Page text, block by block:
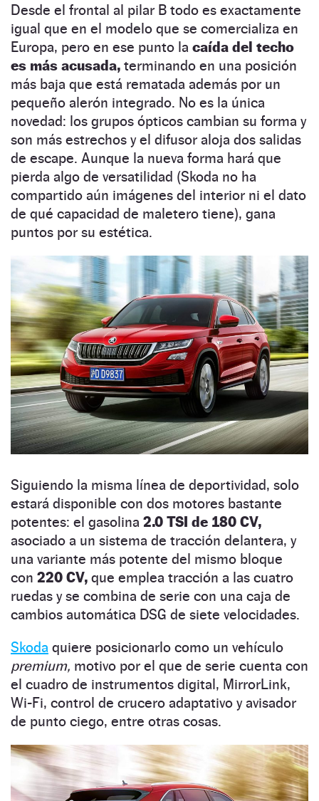
Desde el frontal al pilar B todo es exactamente
igual que en el modelo que se comercializa en
Europa, pero en ese punto la caída del techo
es más acusada, terminando en una posición
más baja que está rematada además por un
pequeño alerón integrado. No es la única
novedad: los grupos ópticos cambian su forma y
son más estrechos y el difusor aloja dos salidas
de escape. Aunque la nueva forma hará que
pierda algo de versatilidad (Skoda no ha
compartido aún imágenes del interior ni el dato
de qué capacidad de maletero tiene), gana
puntos por su estética.
Siguiendo la misma línea de deportividad, solo
estará disponible con dos motores bastante
potentes: el gasolina 2.0 TSI de 180 CV,
asociado a un sistema de tracción delantera, y
una variante más potente del mismo bloque
con 220 CV, que emplea tracción a las cuatro
ruedas y se combina de serie con una caja de
cambios automática DSG de siete velocidades.
Skoda quiere posicionarlo como un vehículo
premium, motivo por el que de serie cuenta con
el cuadro de instrumentos digital, MirrorLink,
Wi-Fi, control de crucero adaptativo y avisador
de punto ciego, entre otras cosas.